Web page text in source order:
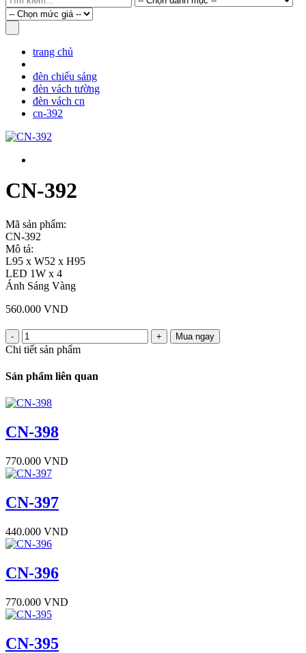
trang chủ
đèn chiếu sáng
đèn vách tường
đèn vách cn
cn-392
CN-392
Mã sản phẩm:
CN-392
Mô tả:
L95 x W52 x H95
LED 1W x 4
Ánh Sáng Vàng
560.000 VND
- + Mua ngay
Chi tiết sản phẩm
Sản phẩm liên quan
CN-398
770.000 VND
CN-397
440.000 VND
CN-396
770.000 VND
CN-395